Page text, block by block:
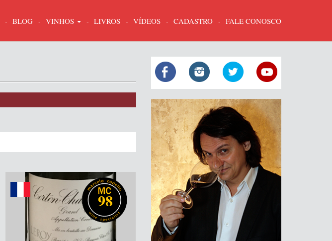
BLOG VINHOS LIVROS VÍDEOS CADASTRO FALE CONOSCO
98